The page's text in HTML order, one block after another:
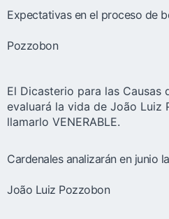
Expectativas en el proceso de
Pozzobon
El Dicasterio para las Causas
evaluará la vida de João Luiz
llamarlo VENERABLE.
Cardenales analizarán en junio
João Luiz Pozzobon